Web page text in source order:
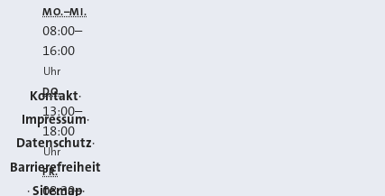
Kontakt
Impressum
Datenschutz
Barrierefreiheit
Sitemap
MO.–MI.
08:00–
16:00
Uhr
DO.
13:00–
18:00
Uhr
FR.
08:30–